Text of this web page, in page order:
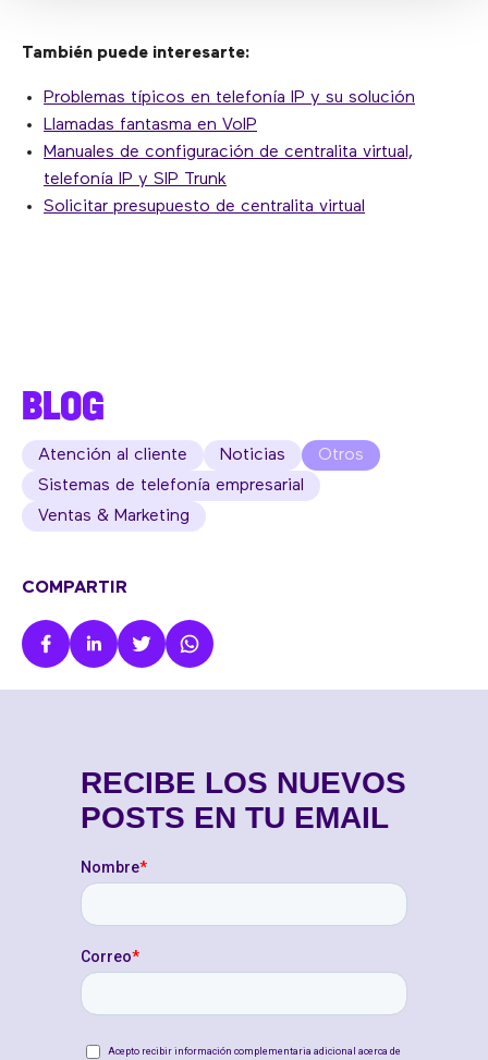
También puede interesarte:
Problemas típicos en telefonía IP y su solución
Llamadas fantasma en VoIP
Manuales de configuración de centralita virtual,
telefonía IP y SIP Trunk
Solicitar presupuesto de centralita virtual
BLOG
Atención al cliente Noticias
Otros
Sistemas de telefonía empresarial
Ventas & Marketing
COMPARTIR